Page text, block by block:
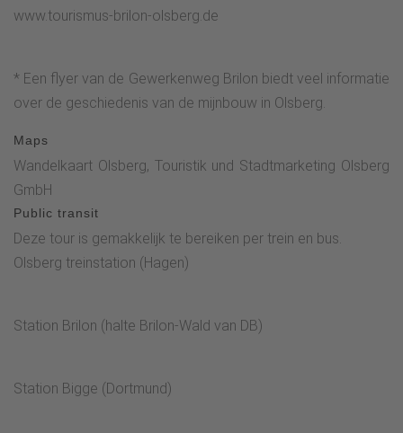
gebruikt om je dorst te lessen.De route gaat verder langs de
pad en de Waldroute over een schilderachtig stuk met
uitzicht op Olsberg naar Forstenberg.Volg daar de
Schäferkreuz. Let op de afslag hier via een natuurlijk pad
uitkijkpunt met een Rothaarsteig.Verder langs de vorige
afslag bergopwaarts naar de parkeerplaats.* Pingenfeld*
Eisenberg*Herderskruis
www.tourismus-brilon-olsberg.de
* Een flyer van de Gewerkenweg Brilon biedt veel informatie
over de geschiedenis van de mijnbouw in Olsberg.
Maps
Wandelkaart Olsberg, Touristik und Stadtmarketing Olsberg
GmbH
Public transit
Deze tour is gemakkelijk te bereiken per trein en bus.
Olsberg treinstation (Hagen)
Station Brilon (halte Brilon-Wald van DB)
Station Bigge (Dortmund)